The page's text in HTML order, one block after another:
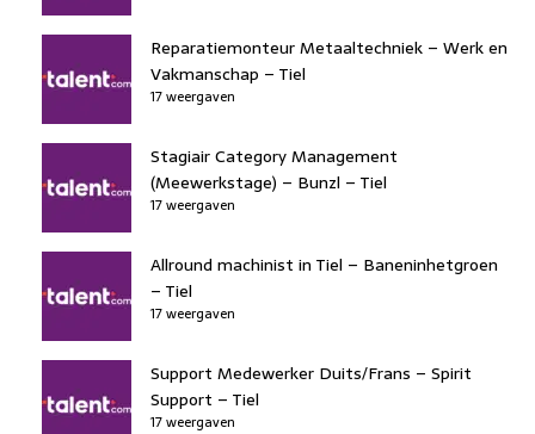
Reparatiemonteur Metaaltechniek – Werk en
Vakmanschap – Tiel
17 weergaven
Stagiair Category Management
(Meewerkstage) – Bunzl – Tiel
17 weergaven
Allround machinist in Tiel – Baneninhetgroen
– Tiel
17 weergaven
Support Medewerker Duits/Frans – Spirit
Support – Tiel
17 weergaven